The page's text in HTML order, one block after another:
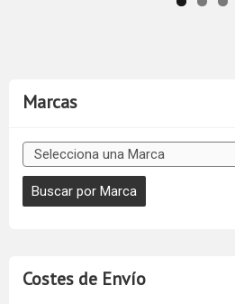
Marcas
Costes de Envío